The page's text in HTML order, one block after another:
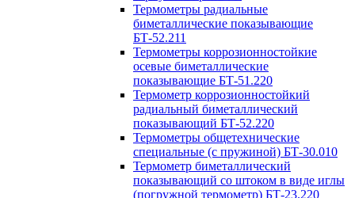
Термометры радиальные
биметаллические показывающие
БТ-52.211
Термометры коррозионностойкие
осевые биметаллические
показывающие БТ-51.220
Термометр коррозионностойкий
радиальный биметаллический
показывающий БТ-52.220
Термометры общетехнические
специальные (с пружиной) БТ-30.010
Термометр биметаллический
показывающий со штоком в виде иглы
(погружной термометр) БТ-23.220